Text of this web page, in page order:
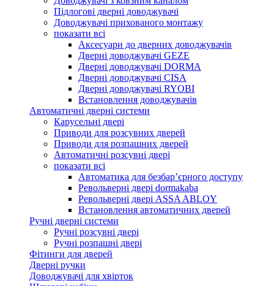
Підлогові дверні доводжувачі
Доводжувачі прихованого монтажу
показати всі
Аксесуари до дверних доводжувачів
Дверні доводжувачі GEZE
Дверні доводжувачі DORMA
Дверні доводжувачі CISA
Дверні доводжувачі RYOBI
Встановлення доводжувачів
Автоматичні дверні системи
Карусельні двері
Приводи для розсувних дверей
Приводи для розпашних дверей
Автоматичні розсувні двері
показати всі
Автоматика для безбар’єрного доступу
Револьверні двері dormakaba
Револьверні двері ASSA ABLOY
Встановлення автоматичних дверей
Ручні дверні системи
Ручні розсувні двері
Ручні розпашні двері
Фітинги для дверей
Дверні ручки
Доводжувачі для хвірток